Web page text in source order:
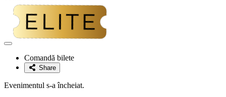
Adaugă
favoriteComandă bilete
Share
Evenimentul s-a încheiat.